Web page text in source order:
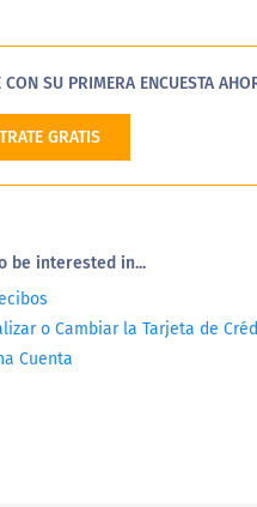
CON SU PRIMERA ENCUESTA
GRATIS
be interested in...
o Cambiar la Tarjeta de
Cuenta